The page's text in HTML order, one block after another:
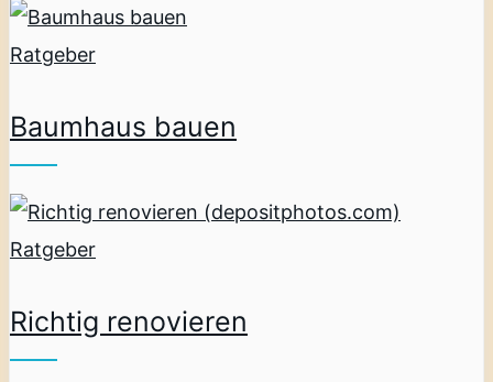
Ratgeber
Baumhaus bauen
Ratgeber
Richtig renovieren